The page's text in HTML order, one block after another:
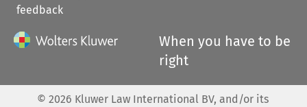
feedback
When you have to be
right
© 2026 Kluwer Law International BV, and/or its